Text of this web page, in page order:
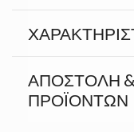
ΑΠΟΣΤΟΛΉ
ΠΡΟΪΟΝΤΩΝ